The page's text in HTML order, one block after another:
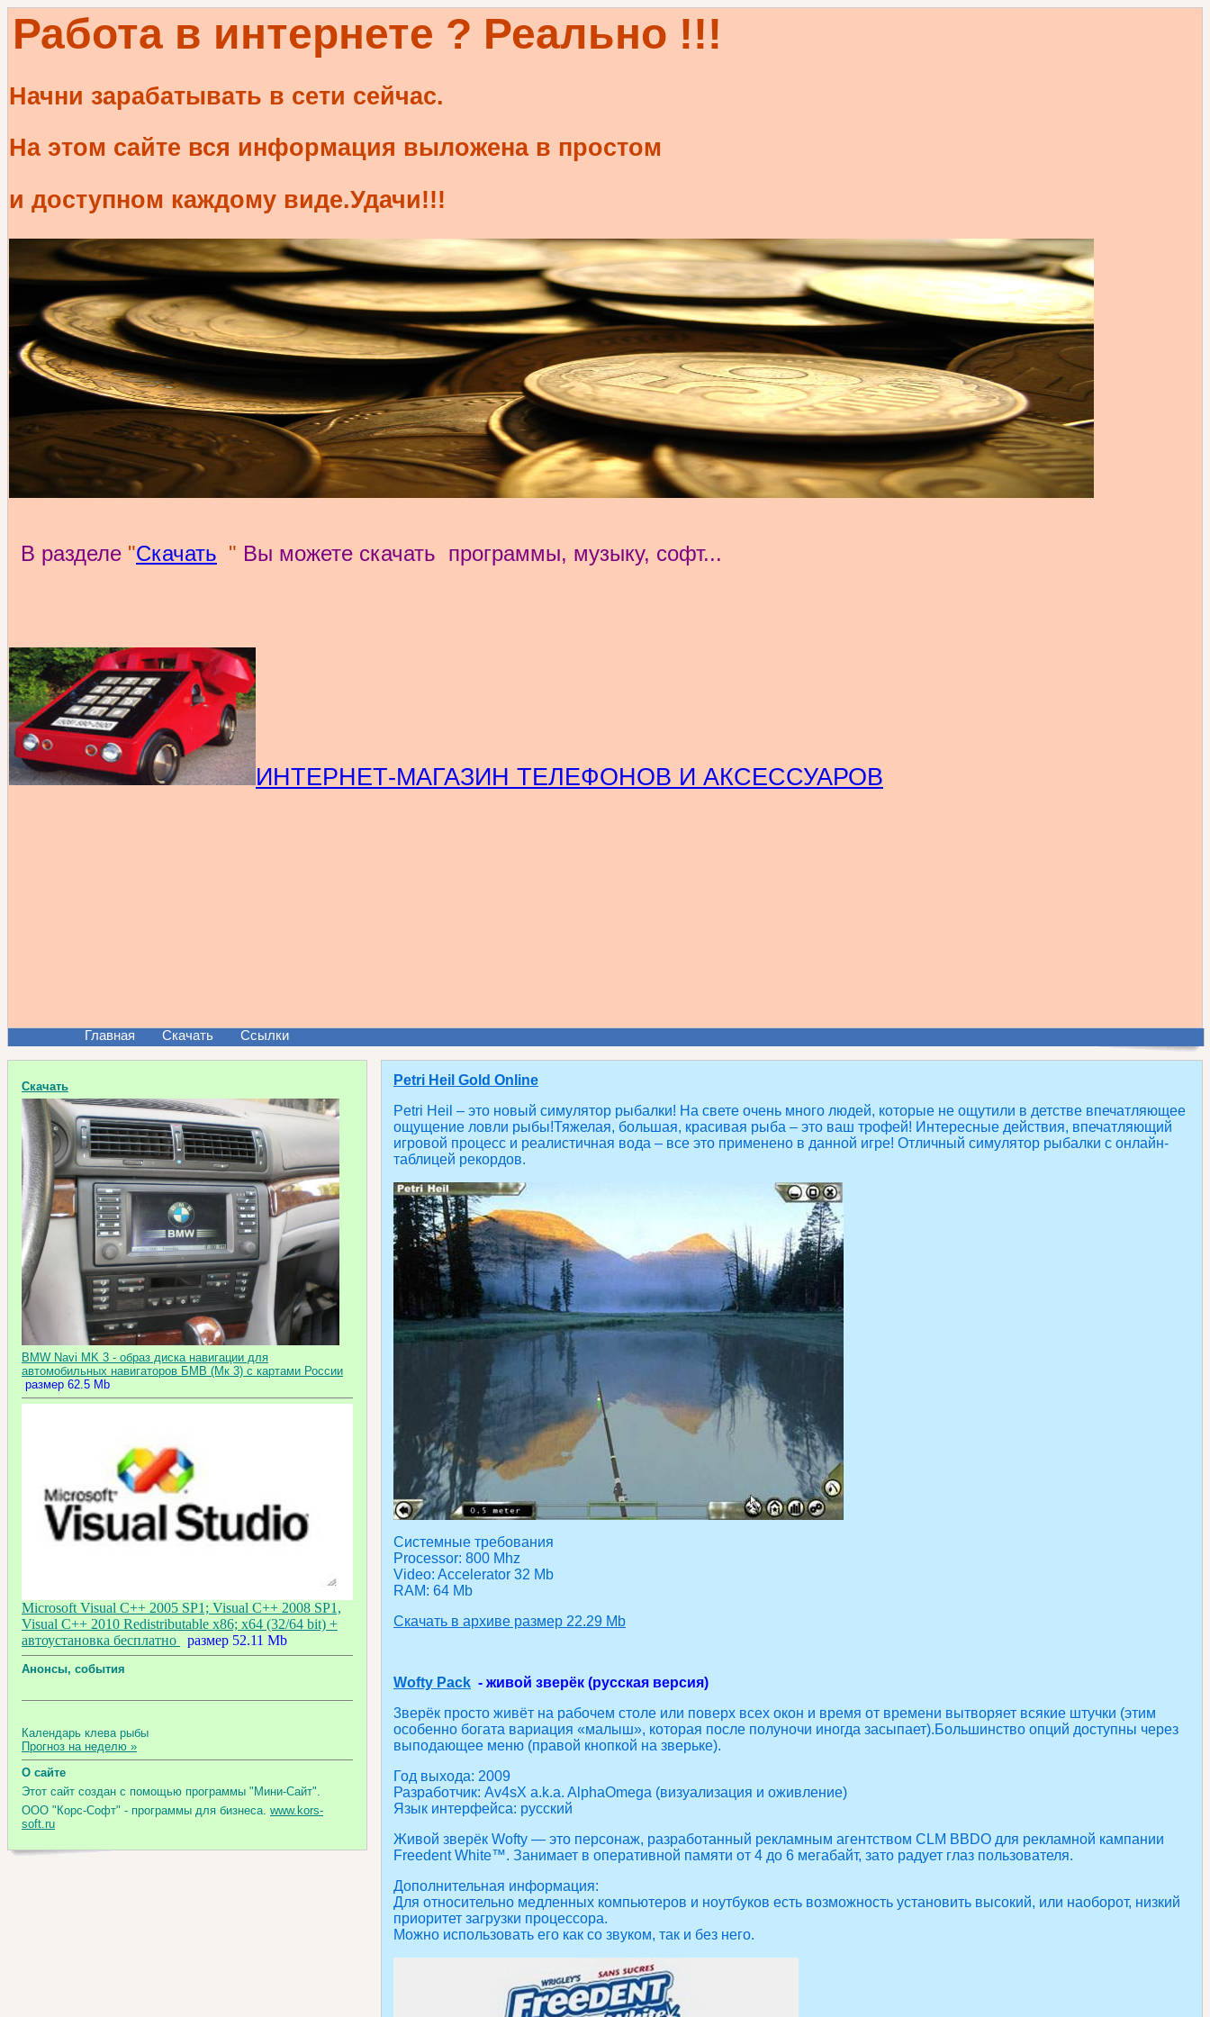
Работа в интернете ? Реально !!!
Начни зарабатывать в сети сейчас.
На этом сайте вся информация выложена в простом
и доступном каждому виде.Удачи!!!
В разделе "Скачать " Вы можете скачать программы, музыку, софт...
ИНТЕРНЕТ-МАГАЗИН ТЕЛЕФОНОВ И АКСЕССУАРОВ
Главная Скачать Ссылки
Скачать
BMW Navi MK 3 - образ диска навигации для
автомобильных навигаторов БМВ (Мк 3) с картами России
размер 62.5 Mb
Microsoft Visual C++ 2005 SP1; Visual C++ 2008 SP1,
Visual C++ 2010 Redistributable х86; х64 (32/64 bit) +
автоустановка бесплатно
размер 52.11 Mb
Анонсы, события
Календарь клева рыбы
Прогноз на неделю »
О сайте
Этот сайт создан с помощью программы "Мини-Сайт".
ООО "Корс-Софт" - программы для бизнеса. www.kors-
soft.ru
Petri Heil Gold Online
Petri Heil – это новый симулятор рыбалки! На свете очень много людей, которые не ощутили в детстве впечатляющее
ощущение ловли рыбы!Тяжелая, большая, красивая рыба – это ваш трофей! Интересные действия, впечатляющий
игровой процесс и реалистичная вода – все это применено в данной игре! Отличный симулятор рыбалки с онлайн-
таблицей рекордов.
Системные требования
Processor: 800 Mhz
Video: Accelerator 32 Mb
RAM: 64 Mb
Скачать в архиве размер 22.29 Mb
Wofty Pack - живой зверёк (русская версия)
3верёк просто живёт на рабочем столе или поверх всех окон и время от времени вытворяет всякие штучки (этим
особенно богата вариация «малыш», которая после полуночи иногда засыпает).Большинство опций доступны через
выподающее меню (правой кнопкой на зверьке).
Год выхода: 2009
Разработчик: Av4sX a.k.a. AlphaOmega (визуализация и оживление)
Язык интерфейса: русский
Живой зверёк Wofty — это персонаж, разработанный рекламным агентством CLM BBDO для рекламной кампании
Freedent White™. Занимает в оперативной памяти от 4 до 6 мегабайт, зато радует глаз пользователя.
Дополнительная информация:
Для относительно медленных компьютеров и ноутбуков есть возможность установить высокий, или наоборот, низкий
приоритет загрузки процессора.
Можно использовать его как со звуком, так и без него.